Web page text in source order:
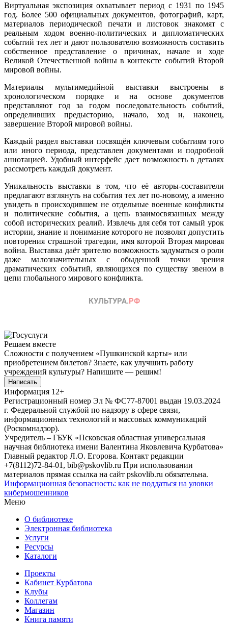
Виртуальная экспозиция охватывает период с 1931 по 1945
год. Более 500 официальных документов, фотографий, карт,
материалов периодической печати и листовок знакомят с
реальным ходом военно-политических и дипломатических
событий тех лет и дают пользователю возможность составить
собственное представление о причинах, начале и ходе
Великой Отечественной войны в контексте событий Второй
мировой войны.
Материалы мультимедийной выставки выстроены в
хронологическом порядке и на основе документов
представляют год за годом последовательность событий,
определивших предысторию, начало, ход и, наконец,
завершение Второй мировой войны.
Каждый раздел выставки посвящён ключевым событиям того
или иного периода, представлен документами и подробной
аннотацией. Удобный интерфейс дает возможность в деталях
рассмотреть каждый документ.
Уникальность выставки в том, что её авторы-составители
предлагают взглянуть на события тех лет по-новому, а именно
увидеть в происходившем не отдельные военные конфликты
и политические события, а цепь взаимосвязанных между
собой исторических реалий. Извлечь для себя тот самый урок
истории, знание и понимание которого не позволят допустить
повторения страшной трагедии, имя которой Вторая мировая
война. Выставка даёт зрителю возможность задуматься о роли
даже малозначительных с обыденной точки зрения
драматических событий, являющихся по существу звеном в
цепи глобального мирового конфликта.
Решаем вместе
Сложности с получением «Пушкинской карты» или
приобретением билетов? Знаете, как улучшить работу
учреждений культуры? Напишите — решим!
Написать
Информация 12+
Регистрационный номер Эл № ФС77-87001 выдан 19.03.2024
г. Федеральной службой по надзору в сфере связи,
информационных технологий и массовых коммуникаций
(Роскомнадзор).
Учредитель – ГБУК «Псковская областная универсальная
научная библиотека имени Валентина Яковлевича Курбатова»
Главный редактор Л.О. Егорова. Контакт редакции
+7(8112)72-84-01, bib@pskovlib.ru При использовании
материалов прямая ссылка на сайт pskovlib.ru обязательна.
Информационная безопасность: как не поддаться на уловки
кибермошенников
Меню
О библиотеке
Электронная библиотека
Услуги
Ресурсы
Каталоги
Проекты
Кабинет Курбатова
Клубы
Коллегам
Магазин
Книга памяти